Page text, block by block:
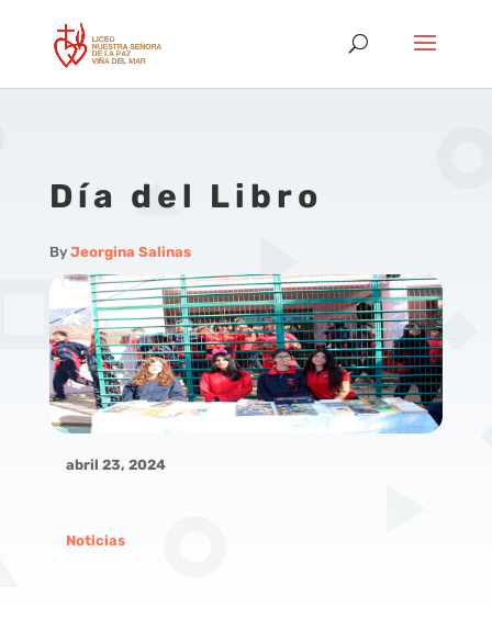
Día del Libro
By Jeorgina Salinas
abril 23, 2024
Noticias